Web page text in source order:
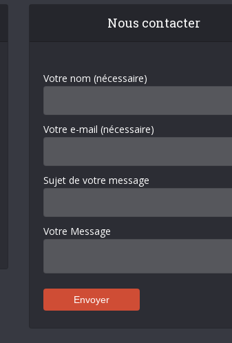
Nous contacter
Votre nom (nécessaire)
Votre e-mail (nécessaire)
Sujet de votre message
Votre Message